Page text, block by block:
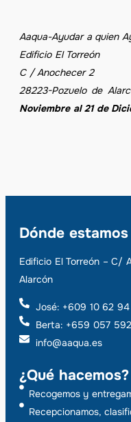
Aaqua-Ayudar a quien
Edificio El Torreón
C / Anochecer 2
28223-Pozuelo de
Noviembre al 21 de
Dónde estamos
Edificio El Torreón – C/
Alarcón
José: +609 10 62 94
Berta: +659 057
info@aaqua.es
¿Qué hacemos?
Recogemos y
Recepcionamos,